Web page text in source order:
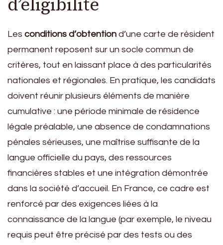
Les conditions d’obtention d’une carte de résident
permanent reposent sur un socle commun de
critères, tout en laissant place à des particularités
nationales et régionales. En pratique, les candidats
doivent réunir plusieurs éléments de manière
cumulative : une période minimale de résidence
légale préalable, une absence de condamnations
pénales sérieuses, une maîtrise suffisante de la
langue officielle du pays, des ressources
financières stables et une intégration démontrée
dans la société d’accueil. En France, ce cadre est
renforcé par des exigences liées à la
connaissance de la langue (par exemple, le niveau
requis peut être précisé par des tests ou des